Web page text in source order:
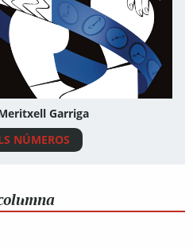
Garriga
NÚMEROS